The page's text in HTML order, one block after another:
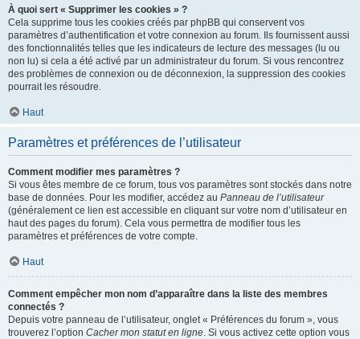
À quoi sert « Supprimer les cookies » ?
Cela supprime tous les cookies créés par phpBB qui conservent vos
paramètres d’authentification et votre connexion au forum. Ils fournissent aussi
des fonctionnalités telles que les indicateurs de lecture des messages (lu ou
non lu) si cela a été activé par un administrateur du forum. Si vous rencontrez
des problèmes de connexion ou de déconnexion, la suppression des cookies
pourrait les résoudre.
Haut
Paramètres et préférences de l’utilisateur
Comment modifier mes paramètres ?
Si vous êtes membre de ce forum, tous vos paramètres sont stockés dans notre
base de données. Pour les modifier, accédez au Panneau de l’utilisateur
(généralement ce lien est accessible en cliquant sur votre nom d’utilisateur en
haut des pages du forum). Cela vous permettra de modifier tous les
paramètres et préférences de votre compte.
Haut
Comment empêcher mon nom d’apparaître dans la liste des membres
connectés ?
Depuis votre panneau de l’utilisateur, onglet « Préférences du forum », vous
trouverez l’option Cacher mon statut en ligne. Si vous activez cette option vous